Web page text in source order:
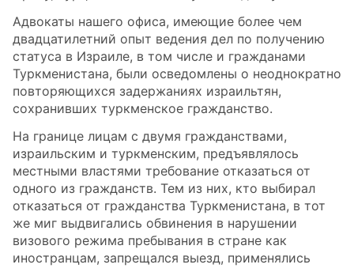
Адвокаты нашего офиса, имеющие более чем
двадцатилетний опыт ведения дел по получению
статуса в Израиле, в том числе и гражданами
Туркменистана, были осведомлены о неоднократно
повторяющихся задержаниях израильтян,
сохранивших туркменское гражданство.
На границе лицам с двумя гражданствами,
израильским и туркменским, предъявлялось
местными властями требование отказаться от
одного из гражданств. Тем из них, кто выбирал
отказаться от гражданства Туркменистана, в тот
же миг выдвигались обвинения в нарушении
визового режима пребывания в стране как
иностранцам, запрещался выезд, применялись